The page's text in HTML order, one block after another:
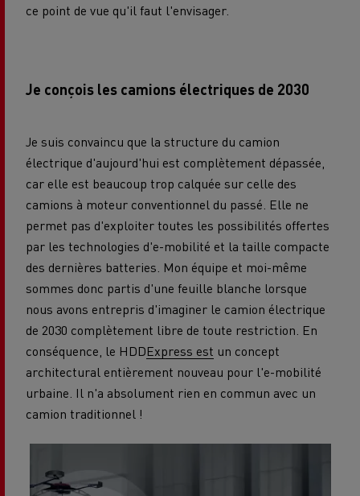
ce point de vue qu'il faut l'envisager.
Je conçois les camions électriques de 2030
Je suis convaincu que la structure du camion
électrique d'aujourd'hui est complètement dépassée,
car elle est beaucoup trop calquée sur celle des
camions à moteur conventionnel du passé. Elle ne
permet pas d'exploiter toutes les possibilités offertes
par les technologies d'e-mobilité et la taille compacte
des dernières batteries. Mon équipe et moi-même
sommes donc partis d'une feuille blanche lorsque
nous avons entrepris d'imaginer le camion électrique
de 2030 complètement libre de toute restriction. En
conséquence, le HDDExpress est un concept
architectural entièrement nouveau pour l'e-mobilité
urbaine. Il n'a absolument rien en commun avec un
camion traditionnel !